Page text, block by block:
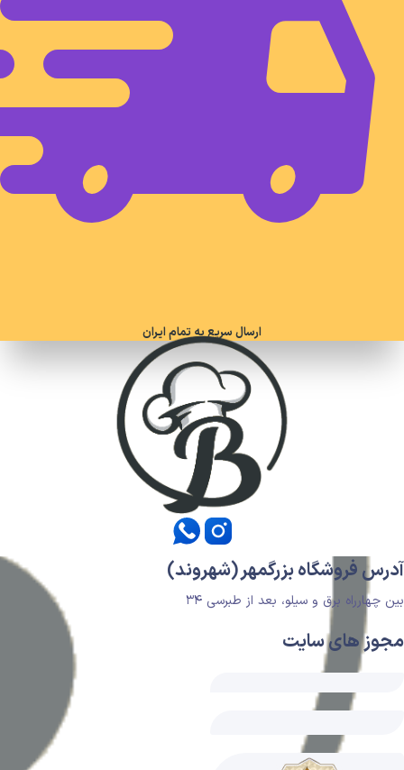
ارسال سریع به تمام ایران
آدرس فروشگاه بزرگمهر (شهروند)
بین چهارراه برق و سیلو، بعد از طبرسی ۳۴
مجوز های سایت